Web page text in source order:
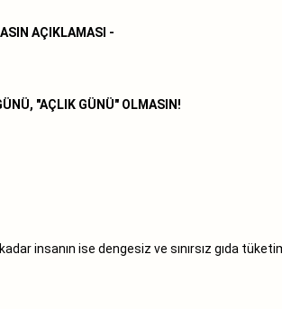
AÇIKLAMASI -
"AÇLIK GÜNÜ" OLMASIN!
insanın ise dengesiz ve sınırsız gıda